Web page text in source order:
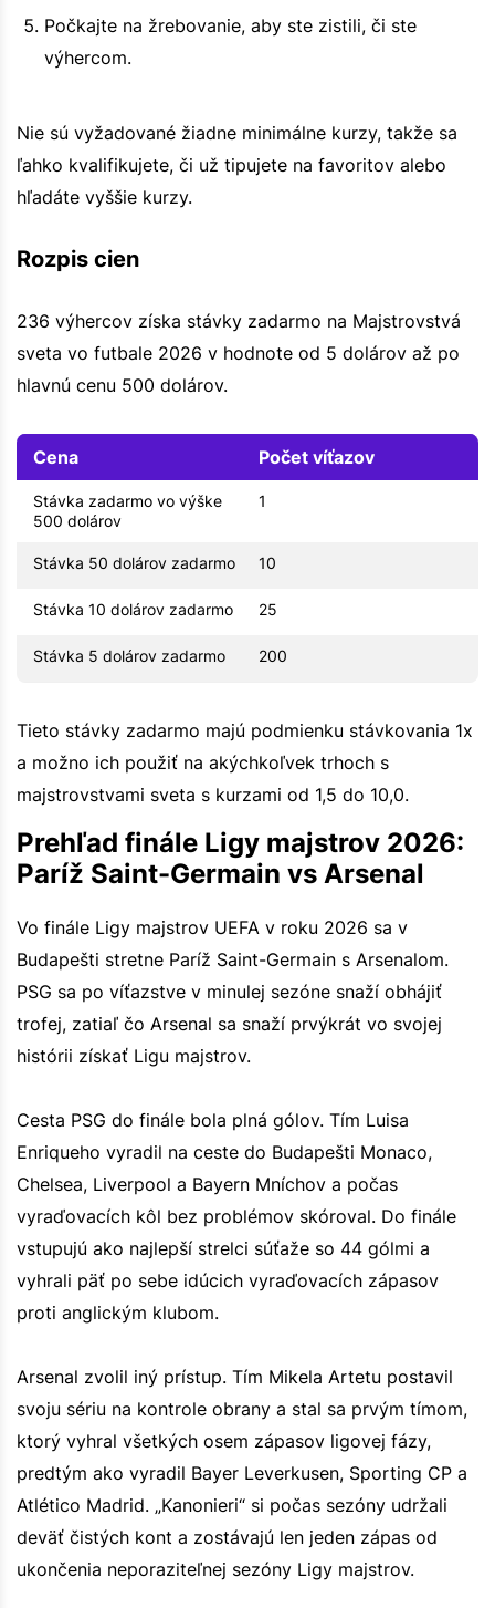
Počkajte na žrebovanie, aby ste zistili, či ste
výhercom.
Nie sú vyžadované žiadne minimálne kurzy, takže sa
ľahko kvalifikujete, či už tipujete na favoritov alebo
hľadáte vyššie kurzy.
Rozpis cien
236 výhercov získa stávky zadarmo na Majstrovstvá
sveta vo futbale 2026 v hodnote od 5 dolárov až po
hlavnú cenu 500 dolárov.
Cena Počet víťazov
Stávka zadarmo vo výške
500 dolárov
1
Stávka 50 dolárov zadarmo 10
Stávka 10 dolárov zadarmo 25
Stávka 5 dolárov zadarmo 200
Tieto stávky zadarmo majú podmienku stávkovania 1x
a možno ich použiť na akýchkoľvek trhoch s
majstrovstvami sveta s kurzami od 1,5 do 10,0.
Prehľad finále Ligy majstrov 2026:
Paríž Saint-Germain vs Arsenal
Vo finále Ligy majstrov UEFA v roku 2026 sa v
Budapešti stretne Paríž Saint-Germain s Arsenalom.
PSG sa po víťazstve v minulej sezóne snaží obhájiť
trofej, zatiaľ čo Arsenal sa snaží prvýkrát vo svojej
histórii získať Ligu majstrov.
Cesta PSG do finále bola plná gólov. Tím Luisa
Enriqueho vyradil na ceste do Budapešti Monaco,
Chelsea, Liverpool a Bayern Mníchov a počas
vyraďovacích kôl bez problémov skóroval. Do finále
vstupujú ako najlepší strelci súťaže so 44 gólmi a
vyhrali päť po sebe idúcich vyraďovacích zápasov
proti anglickým klubom.
Arsenal zvolil iný prístup. Tím Mikela Artetu postavil
svoju sériu na kontrole obrany a stal sa prvým tímom,
ktorý vyhral všetkých osem zápasov ligovej fázy,
predtým ako vyradil Bayer Leverkusen, Sporting CP a
Atlético Madrid. „Kanonieri“ si počas sezóny udržali
deväť čistých kont a zostávajú len jeden zápas od
ukončenia neporaziteľnej sezóny Ligy majstrov.